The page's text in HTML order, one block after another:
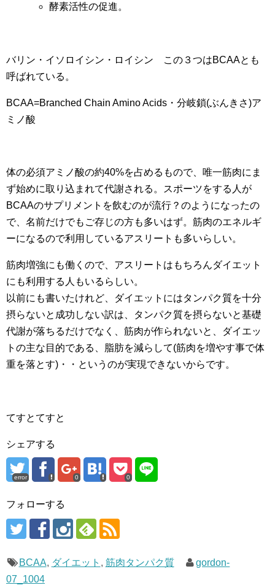
酵素活性の促進。
バリン・イソロイシン・ロイシン この３つはBCAAとも
呼ばれている。
BCAA=Branched Chain Amino Acids・分岐鎖(ぶんきさ)ア
ミノ酸
体の必須アミノ酸の約40%を占めるもので、唯一筋肉にま
ず始めに取り込まれて代謝される。スポーツをする人が
BCAAのサプリメントを飲むのが流行？のようになったの
で、名前だけでもご存じの方も多いはず。筋肉のエネルギ
ーになるので利用しているアスリートも多いらしい。
筋肉増強にも働くので、アスリートはもちろんダイエット
にも利用する人もいるらしい。
以前にも書いたけれど、ダイエットにはタンパク質を十分
摂らないと成功しない訳は、タンパク質を摂らないと基礎
代謝が落ちるだけでなく、筋肉が作られないと、ダイエッ
トの主な目的である、脂肪を減らして(筋肉を増やす事で体
重を落とす)・・というのが実現できないからです。
てすとてすと
シェアする
error 0 0
フォローする
BCAA, ダイエット , 筋肉タンパク質
gordon-
07_1004